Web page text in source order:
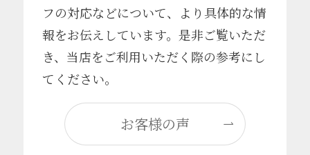
フの対応などについて、より具体的な情
報をお伝えしています。是非ご覧いただ
き、当店をご利用いただく際の参考にし
てください。
お客様の声